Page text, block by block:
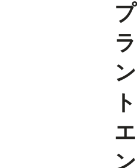
プ
ラ
ン
ト
エ
ン